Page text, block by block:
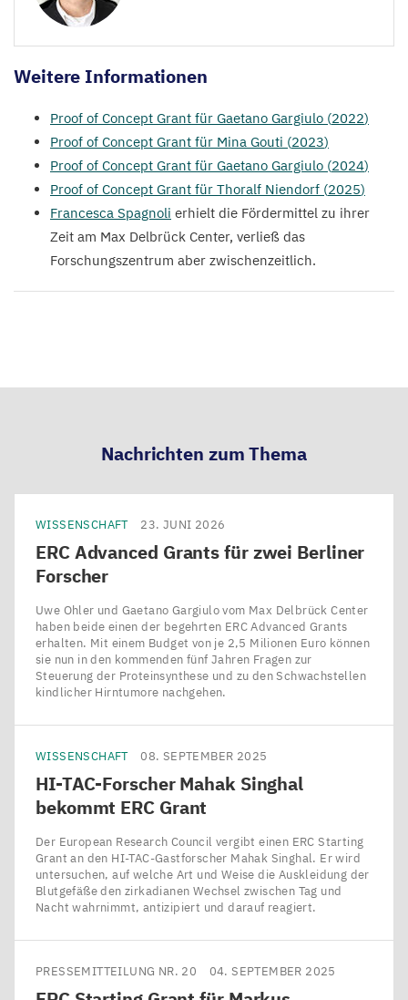
Weitere Informationen
Proof of Concept Grant für Gaetano Gargiulo (2022)
Proof of Concept Grant für Mina Gouti (2023)
Proof of Concept Grant für Gaetano Gargiulo (2024)
Proof of Concept Grant für Thoralf Niendorf (2025)
Francesca Spagnoli erhielt die Fördermittel zu ihrer
Zeit am Max Delbrück Center, verließ das
Forschungszentrum aber zwischenzeitlich.
Nachrichten zum Thema
WISSENSCHAFT 23. JUNI 2026
ERCAdvanced Grants für zwei Berliner
Forscher
Uwe Ohler und Gaetano Gargiulo vom Max Delbrück Center
haben beide einen der begehrten ERC Advanced Grants
erhalten. Mit einem Budget von je 2,5 Milionen Euro können
sie nun in den kommenden fünf Jahren Fragen zur
Steuerung der Proteinsynthese und zu den Schwachstellen
kindlicher Hirntumore nachgehen.
WISSENSCHAFT 08. SEPTEMBER 2025
HI-TAC-Forscher Mahak Singhal
bekommt ERCGrant
Der European Research Council vergibt einen ERC Starting
Grant an den HI-TAC-Gastforscher Mahak Singhal. Er wird
untersuchen, auf welche Art und Weise die Auskleidung der
Blutgefäße den zirkadianen Wechsel zwischen Tag und
Nacht wahrnimmt, antizipiert und darauf reagiert.
PRESSEMITTEILUNG NR. 20 04. SEPTEMBER 2025